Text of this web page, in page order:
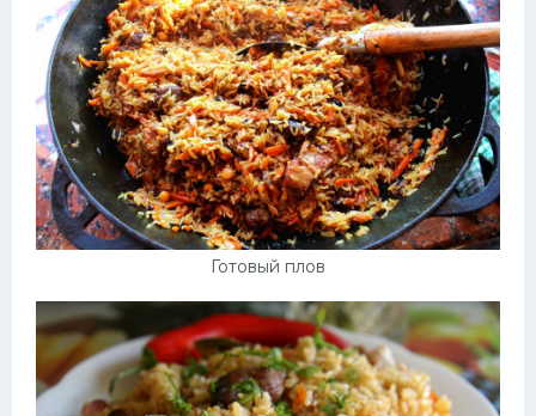
Готовый плов